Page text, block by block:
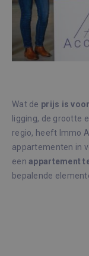
Wat de prijs is
ligging, de grootte
regio, heeft Immo
appartementen in
eenappartement
bepalende